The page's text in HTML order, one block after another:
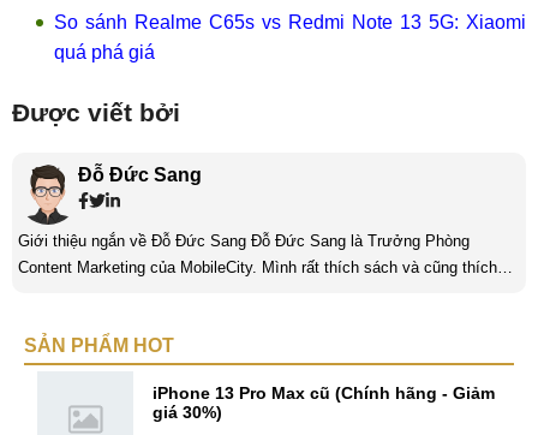
So sánh Realme C65s vs Redmi Note 13 5G: Xiaomi
quá phá giá
Được viết bởi
Đỗ Đức Sang
Giới thiệu ngắn về Đỗ Đức Sang Đỗ Đức Sang là Trưởng Phòng
Content Marketing của MobileCity. Mình rất thích sách và cũng thích
bản thân Đỗ Đức Sang, viết chính là gửi gắm lại những cảm xúc, cảm
SẢN PHẨM HOT
iPhone 13 Pro Max cũ (Chính hãng - Giảm
giá 30%)